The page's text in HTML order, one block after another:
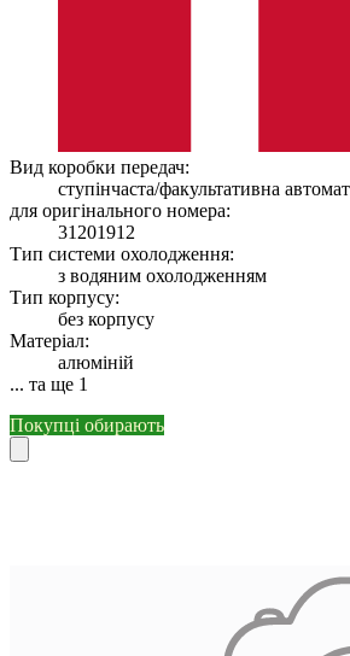
Вид коробки передач:
ступінчаста/факультативна
для оригінального номера:
31201912
Тип системи охолодження:
з водяним охолодженням
Тип корпусу:
без корпусу
Матеріал:
алюміній
... та ще 1
Покупці обирають